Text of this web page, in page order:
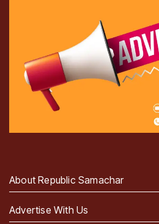
About Republic Samachar
Advertise With Us